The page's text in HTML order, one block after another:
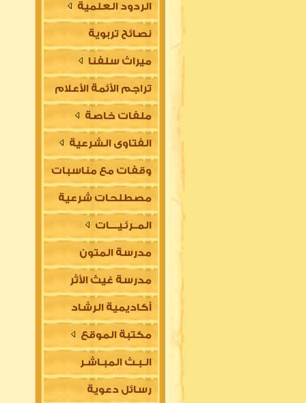
الردود العلمية
نصائح تربوية
ميراث سلفنا
تراجم الأئمة الأعلام
ملفات خاصة
الفتاوى الشرعية
وقفات مع مناسبات
مصطلحات شرعية
المــرئـيــــات
مدرسة المتون
العلمية
مدرسة غيث الأثر
السلفية
أكاديمية الرشاد
العلمية للتأسيس
في مقدمات العلوم
الشرعية (للتعليم
مكتبة الموقع
الـبـث المبـاشـر
رسائل دعوية